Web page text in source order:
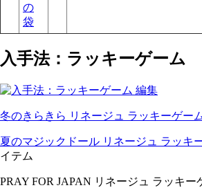
の
袋
入手法：ラッキーゲーム
冬のきらきら リネージュ ラッキーゲー
夏のマジックドール リネージュ ラッキ
イテム
PRAY FOR JAPAN リネージュ ラッキ